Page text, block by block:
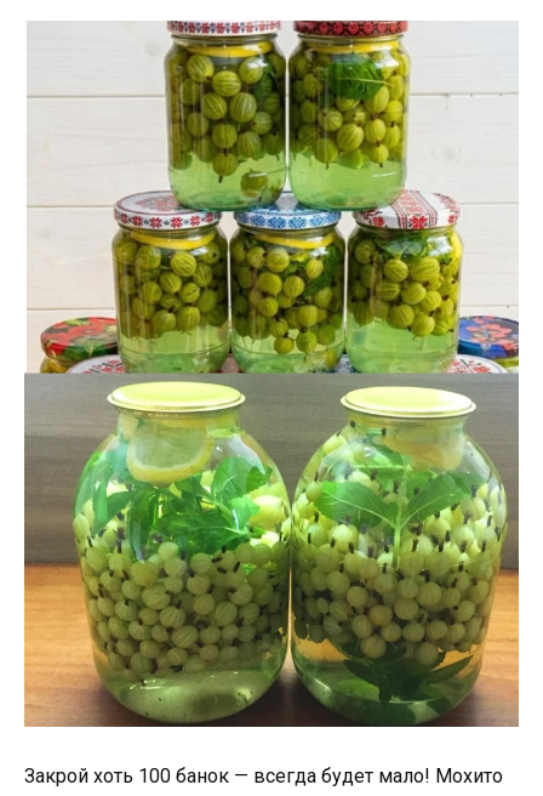
Закрой хоть 100 банок — всегда будет мало! Мохито